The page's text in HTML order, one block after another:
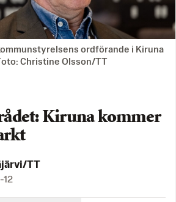
ordförande i Kiruna
Christine Olsson/TT
Kiruna kommer
TT
12